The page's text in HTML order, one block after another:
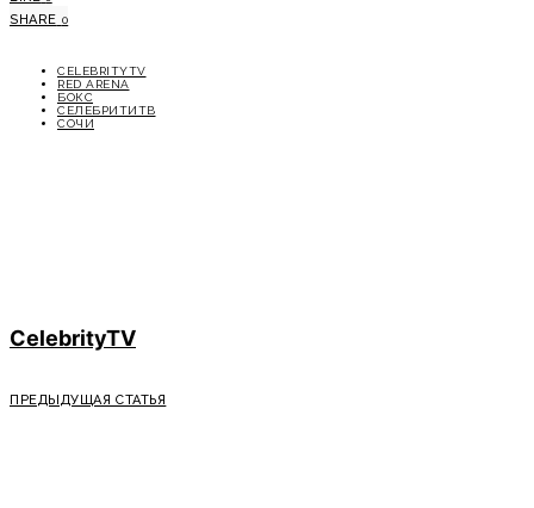
SHARE 0
CELEBRITYTV
RED ARENA
БОКС
СЕЛЕБРИТИТВ
СОЧИ
CelebrityTV
ПРЕДЫДУЩАЯ СТАТЬЯ